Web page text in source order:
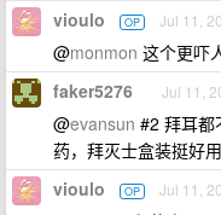
vioulo OP Jul 11,
@monmon 这个更吓
faker5276 Jul 11,
@evansun #2 拜耳都
药，拜灭士盒装挺好
vioulo OP Jul 11,